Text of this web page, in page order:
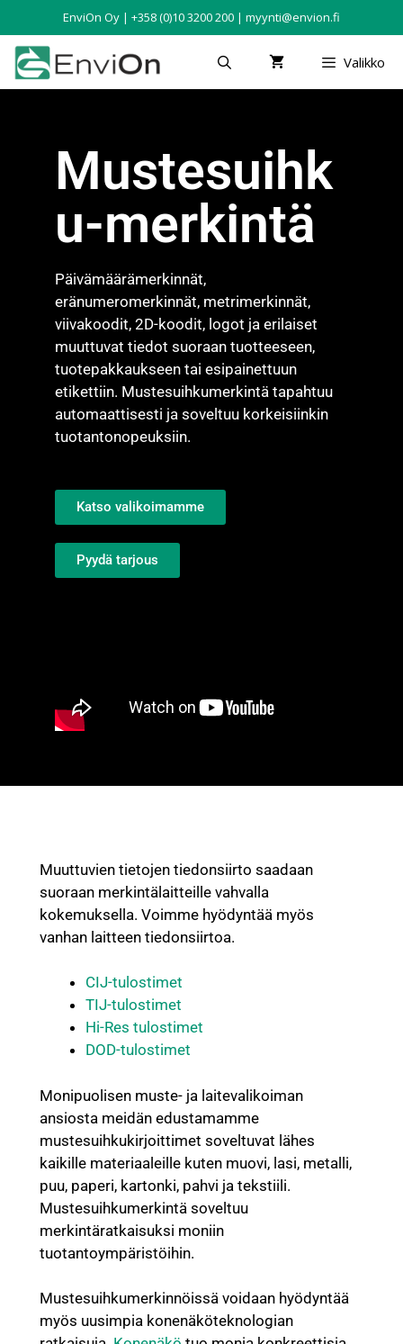
EnviOn Oy | +358 (0)10 3200 200 | myynti@envion.fi
Valikko
Mustesuihk
u-merkintä
Päivämäärämerkinnät,
eränumeromerkinnät, metrimerkinnät,
viivakoodit, 2D-koodit, logot ja erilaiset
muuttuvat tiedot suoraan tuotteeseen,
tuotepakkaukseen tai esipainettuun
etikettiin. Mustesuihkumerkintä tapahtuu
automaattisesti ja soveltuu korkeisiinkin
tuotantonopeuksiin.
Katso valikoimamme
Pyydä tarjous
Muuttuvien tietojen tiedonsiirto saadaan
suoraan merkintälaitteille vahvalla
kokemuksella. Voimme hyödyntää myös
vanhan laitteen tiedonsiirtoa.
CIJ-tulostimet
TIJ-tulostimet
Hi-Res tulostimet
DOD-tulostimet
Monipuolisen muste- ja laitevalikoiman
ansiosta meidän edustamamme
mustesuihkukirjoittimet soveltuvat lähes
kaikille materiaaleille kuten muovi, lasi, metalli,
puu, paperi, kartonki, pahvi ja tekstiili.
Mustesuihkumerkintä soveltuu
merkintäratkaisuksi moniin
tuotantoympäristöihin.
Mustesuihkumerkinnöissä voidaan hyödyntää
myös uusimpia konenäköteknologian